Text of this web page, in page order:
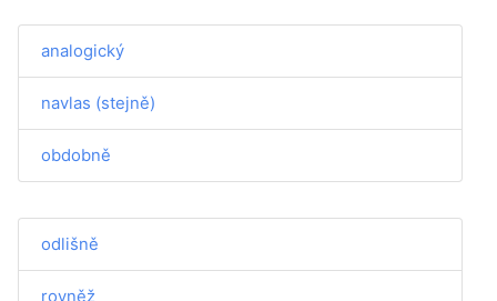
analogický
navlas (stejně)
obdobně
odlišně
rovněž